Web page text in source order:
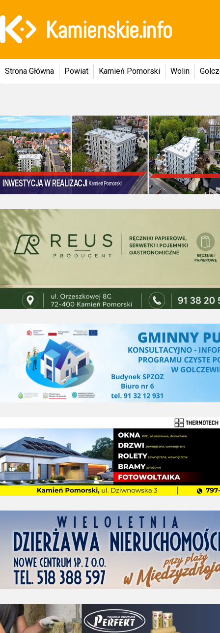
Strona Główna Powiat Kamień Pomorski Wolin